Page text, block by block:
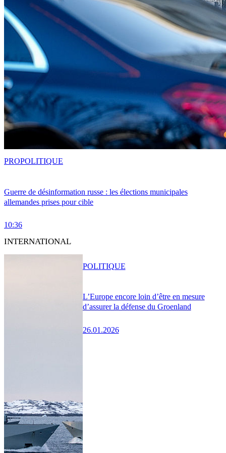
Guerre de désinformation russe : les élections municipales
allemandes prises pour cible
10:36
PROPOLITIQUE
INTERNATIONAL
L’Europe encore loin d’être en mesure
d’assurer la défense du Groenland
26.01.2026
POLITIQUE